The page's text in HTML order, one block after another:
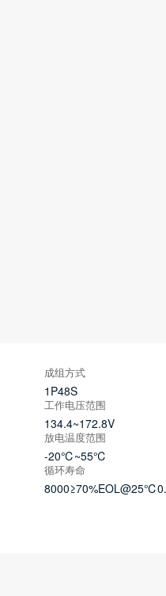
成组方式
1P48S
工作电压范围
134.4~172.8V
放电温度范围
-20℃~55℃
循环寿命